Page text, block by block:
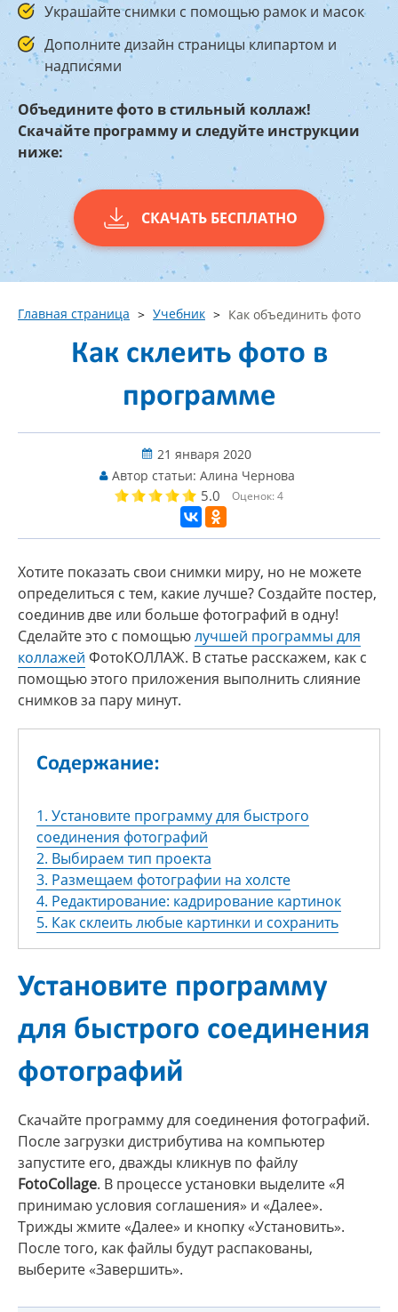
Украшайте снимки с помощью рамок и масок
Дополните дизайн страницы клипартом и
надписями
Объедините фото в стильный коллаж!
Скачайте программу и следуйте инструкции
ниже:
СКАЧАТЬ БЕСПЛАТНО
Главная страница Учебник Как объединить фото
Как склеить фото в
программе
21 января 2020
Автор статьи: Алина Чернова
5.0 Оценок: 4
Хотите показать свои снимки миру, но не можете
определиться с тем, какие лучше? Создайте постер,
соединив две или больше фотографий в одну!
Сделайте это с помощьюлучшей программы для
коллажей ФотоКОЛЛАЖ. В статье расскажем, как с
помощью этого приложения выполнить слияние
снимков за пару минут.
Содержание:
1. Установите программу для быстрого
соединения фотографий
2. Выбираем тип проекта
3. Размещаем фотографии на холсте
4. Редактирование: кадрирование картинок
5. Как склеить любые картинки и сохранить
Установите программу
для быстрого соединения
фотографий
Скачайте программу для соединения фотографий.
После загрузки дистрибутива на компьютер
запустите его, дважды кликнув по файлу
FotoCollage. В процессе установки выделите «Я
принимаю условия соглашения» и «Далее».
Трижды жмите «Далее» и кнопку «Установить».
После того, как файлы будут распакованы,
выберите «Завершить».